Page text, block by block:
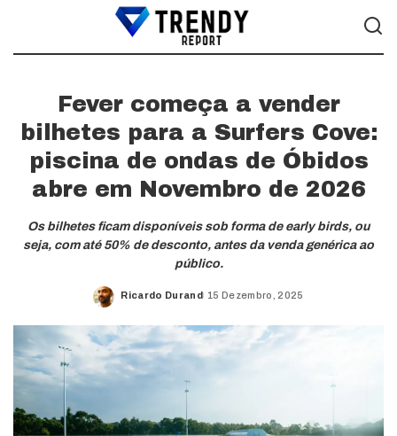
Fever começa a vender
bilhetes para a Surfers Cove:
piscina de ondas de Óbidos
abre em Novembro de 2026
Os bilhetes ficam disponíveis sob forma de early birds, ou
seja, com até 50% de desconto, antes da venda genérica ao
público.
Posted
Ricardo Durand 15 Dezembro, 2025